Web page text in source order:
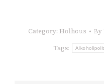
Category: Holhous By
Tags: